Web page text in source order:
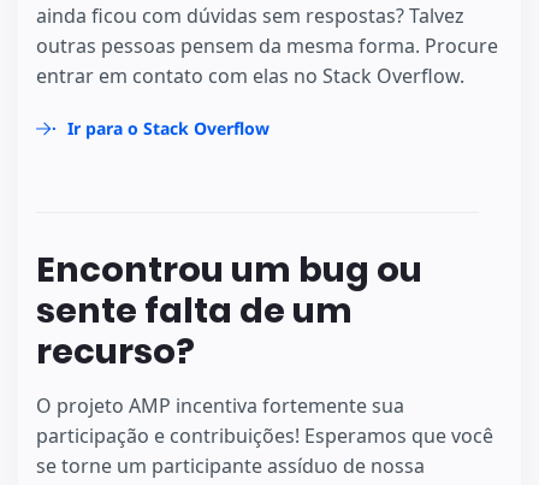
ainda ficou com dúvidas sem respostas? Talvez
outras pessoas pensem da mesma forma. Procure
entrar em contato com elas no Stack Overflow.
Ir para o Stack Overflow
Encontrou um bug ou
sente falta de um
recurso?
O projeto AMP incentiva fortemente sua
participação e contribuições! Esperamos que você
se torne um participante assíduo de nossa